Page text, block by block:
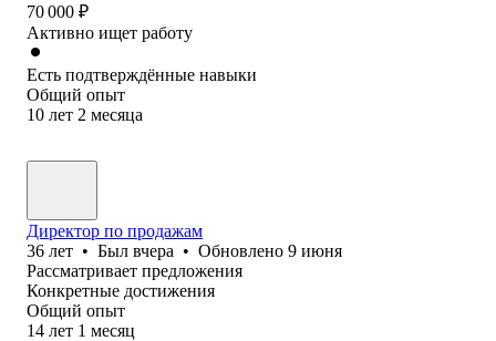
70 000 ₽
Активно ищет работу
Есть подтверждённые навыки
Общий опыт
10 лет 2 месяца
Директор по продажам
36 лет • Был вчера • Обновлено 9 июня
Рассматривает предложения
Конкретные достижения
Общий опыт
14 лет 1 месяц